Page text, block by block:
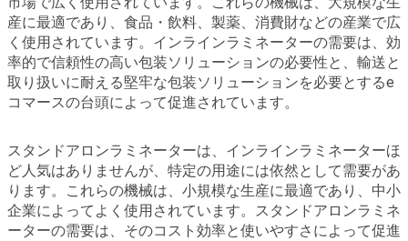
産に最適であり、食品・飲料、製薬、消費財などの産業で広
く使用されています。インラインラミネーターの需要は、効
率的で信頼性の高い包装ソリューションの必要性と、輸送と
取り扱いに耐える堅牢な包装ソリューションを必要とするe
コマースの台頭によって促進されています。
スタンドアロンラミネーターは、インラインラミネーターほ
ど人気はありませんが、特定の用途には依然として需要があ
ります。これらの機械は、小規模な生産に最適であり、中小
企業によってよく使用されています。スタンドアロンラミネ
ーターの需要は、そのコスト効率と使いやすさによって促進